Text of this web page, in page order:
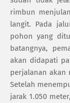
rimbun
langit. Pada
pohon yang
batangnya,
akan didapati
perjalanan akan
Setelah
jarak 1.050